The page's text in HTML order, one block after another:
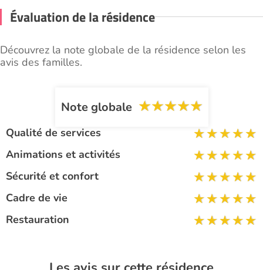
Évaluation de la résidence
Découvrez la note globale de la résidence selon les
avis des familles.
Note globale
Qualité de services
Animations et activités
Sécurité et confort
Cadre de vie
Restauration